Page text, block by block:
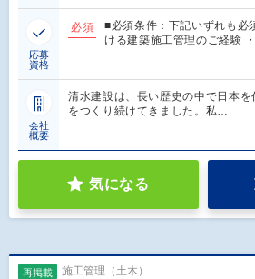
応募
資格
必須
■必須条件：下記いずれも必
ける建築施工管理のご経験
会社
概要
清水建設は、長い歴史の中で日本
をつくり続けてきました。私…
気になる
再掲載 施工管理（土木）